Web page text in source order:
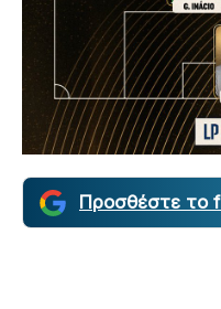
Προσθέστε το